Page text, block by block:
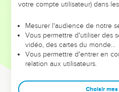
leur foi ou leur vision. Mais on
et les saisons difficiles qu'ils ont
sont elles qui les
Dans cette conférence, leaders,
clés pour avancer avec plus de
votre compte utilisateur) dans
Mesurer l'audience de notre
Vous permettre d'utiliser des
vidéo, des cartes du monde…
Vous permettre d'entrer en
relation aux utilisateurs.
Choisir